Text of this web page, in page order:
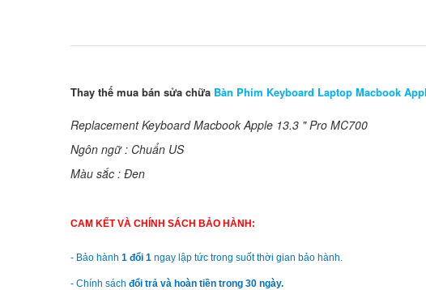
Thay thế mua bán sửa chữa Bàn Phím Keyboard Laptop Macbook
Replacement Keyboard Macbook Apple 13.3 " Pro MC700
Ngôn ngữ : Chuẩn US
Màu sắc : Đen
CAM KẾT VÀ CHÍNH SÁCH BẢO HÀNH:
- Bảo hành 1 đổi 1 ngay lập tức trong suốt thời gian bảo hành.
- Chính sách đổi trả và hoàn tiền trong 30 ngày.